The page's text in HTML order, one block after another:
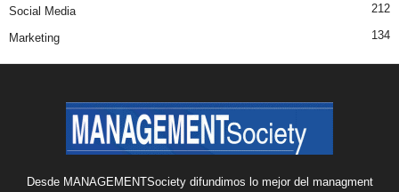
Social Media 212
Marketing 134
Desde MANAGEMENTSociety difundimos lo mejor del managment